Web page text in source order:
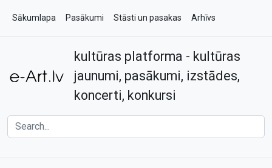
Sākumlapa Pasākumi Stāsti un pasakas Arhīvs
Kontakti
kultūras platforma - kultūras
jaunumi, pasākumi, izstādes,
koncerti, konkursi